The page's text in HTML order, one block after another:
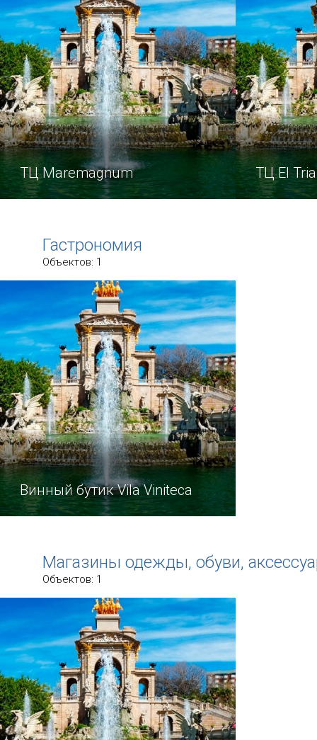
ТЦ Maremagnum
в Барселоне.
ТЦ El
Гастрономия
Объектов: 1
Винный бутик Vila Viniteca
храмом любимого напитка Диониса.
Магазины одежды, обуви,
Объектов: 1